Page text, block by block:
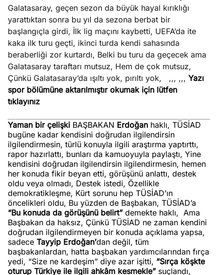
Ağustos
6, 2026
yasalar
Köşe
Yazıları
Spor
Yazıları
Yazıları
Galatasaray, geçen sezon da büyük hayal kırıklığı
yarattıktan sonra bu yıl da sezona berbat bir
başlangıçla girdi, İlk lig maçını kaybetti, UEFA’da ite
kaka ilk turu geçti, ikinci turda kendi sahasında
beraberliği zor kurtardı, Belki bu turu da geçecek ama
Galatasaray taraftarı mutsuz, Hem de çok mutsuz,
Çünkü Galatasaray’da ışıltı yok, pırıltı yok, ,,, ,,, Yazı
spor bölümüne aktarılmıştır okumak için lütfen
tıklayınız
Yaman bir çelişki BAŞBAKAN Erdoğan haklı, TÜSİAD
bugüne kadar kendisini doğrudan ilgilendirsin
ilgilendirmesin, türlü konuyla ilgili araştırma yaptırttı,
rapor hazırlattı, bunları da kamuoyuyla paylaştı, Yine
kendisini doğrudan ilgilendirsin ilgilendirmesin, hemen
her konuda fikir beyan etti, görüşünü anlattı, destek
oldu veya olmadı, Destek istedi, Özellikle
demokratikleşme, Kürt sorunu hep TÜSİAD’ın
öncelikleri oldu, Bu yüzden de Başbakan, TÜSİAD’a
“Bu konuda da görüşünü belirt” demekte haklı, Ama
Başbakan da haksız, Çünkü TÜSİAD ne zaman kendini
doğrudan ilgilendirmeyen bir konuda açıklama yapsa,
sadece Tayyip Erdoğan’dan değil, tüm
başbakanlardan, hatta başbakan yardımcılarından fırça
yedi, “Size ne kardeşim” diye azar işitti, “Sırça köşkte
oturup Türkiye ile ilgili ahkâm kesmekle” suçlandı,